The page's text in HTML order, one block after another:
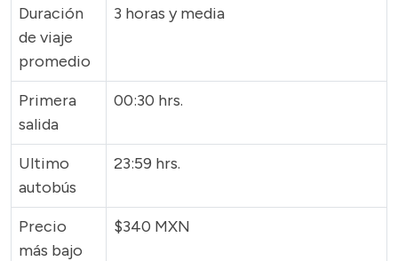
Duración
de viaje
promedio
3 horas y media
Primera
salida
00:30 hrs.
Ultimo
autobús
23:59 hrs.
Precio
más bajo
$340 MXN